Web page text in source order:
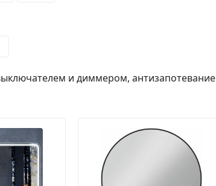
и диммером, антизапотевание